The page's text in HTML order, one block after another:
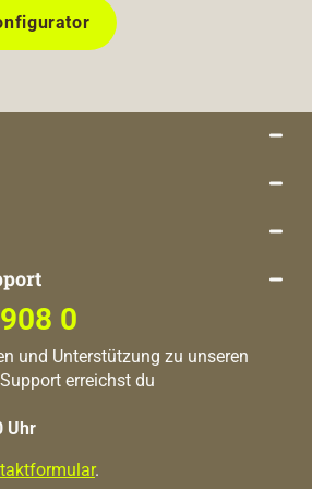
0
und Unterstützung zu unseren
erreichst du
Uhr
.